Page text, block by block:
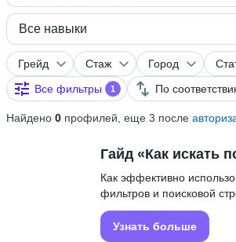
Все навыки
Грейд Стаж Город
Все фильтры
1 По
Найдено 0 профилей, еще 3 после
Гайд «Как искать
Как эффективно
фильтров и поисковой
Узнать больше